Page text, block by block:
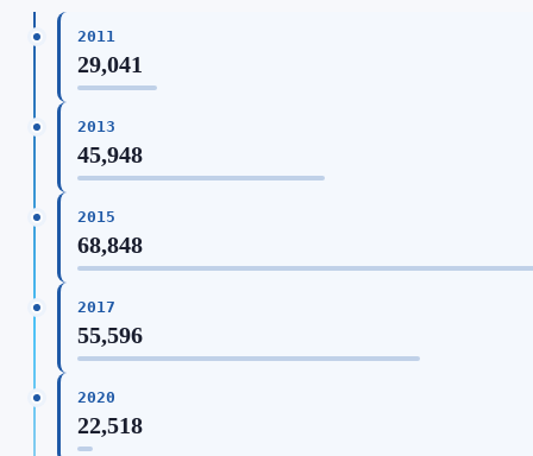
2011
29,041
2013
45,948
2015
68,848
2017
55,596
2020
22,518